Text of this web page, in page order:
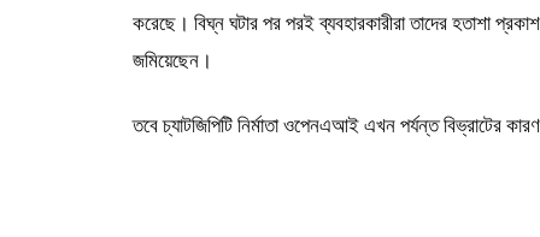
করেছে। বিঘ্ন ঘটার পর পরই ব্যবহারকারীরা তাদের হতাশা
জমিয়েছেন।
তবে চ্যাটজিপিটি নির্মাতা ওপেনএআই এখন পর্যন্ত বিভ্রাটের